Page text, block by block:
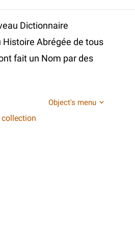
Dictionnaire
Abrégée de tous
fait un Nom par des
Object's menu
collection